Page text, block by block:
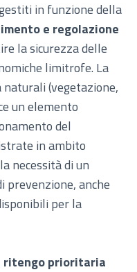
in funzione della
e regolazione
la sicurezza delle
limitrofe. La
(vegetazione,
un elemento
del
in ambito
necessità di un
anche
per la
ritengo prioritaria